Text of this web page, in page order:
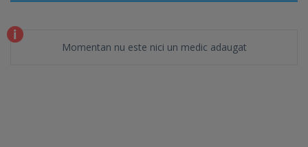
Momentan nu este nici un medic adaugat